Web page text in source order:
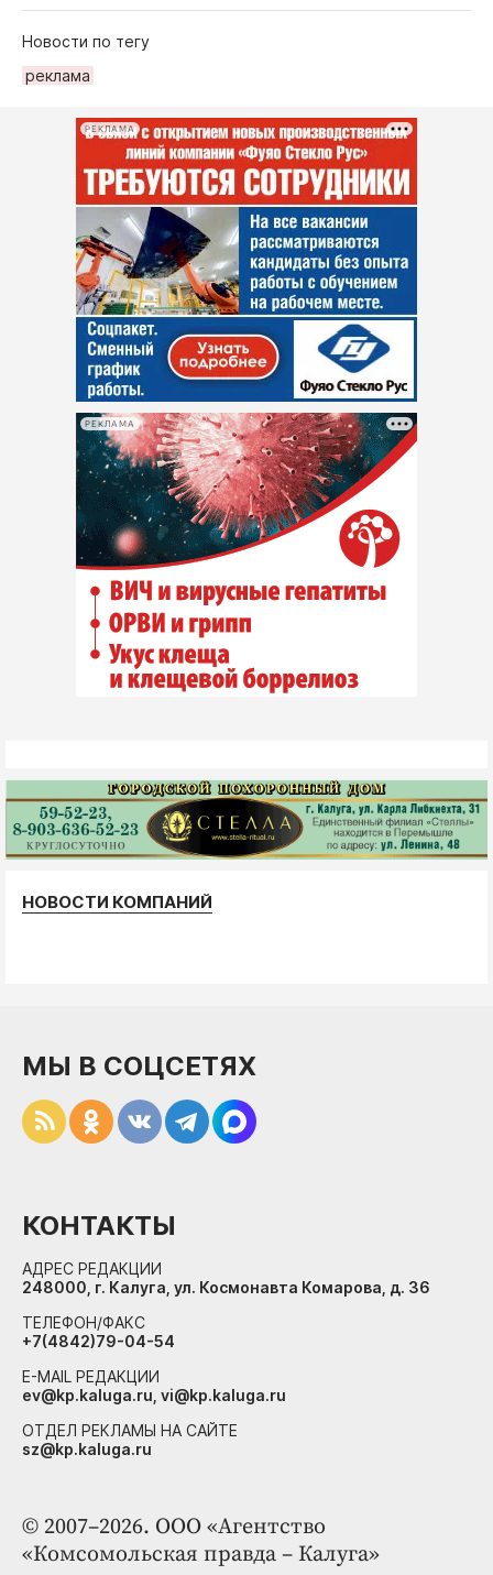
Новости по тегу
реклама
РЕКЛАМА
РЕКЛАМА
НОВОСТИ КОМПАНИЙ
© 2007–2026. ООО «Агентство
«Комсомольская правда – Калуга»
МЫ В СОЦСЕТЯХ
КОНТАКТЫ
АДРЕС РЕДАКЦИИ
248000, г. Калуга, ул. Космонавта Комарова, д. 36
ТЕЛЕФОН/ФАКС
+7(4842)79-04-54
E-MAIL РЕДАКЦИИ
ev@kp.kaluga.ru, vi@kp.kaluga.ru
ОТДЕЛ РЕКЛАМЫ НА САЙТЕ
sz@kp.kaluga.ru